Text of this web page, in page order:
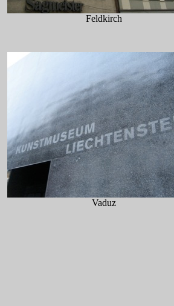
Feldkirch
Vaduz